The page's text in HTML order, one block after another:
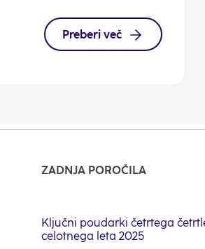
Preberi več
ZADNJA POROČILA
Ključni poudarki četrtega
celotnega leta 2025